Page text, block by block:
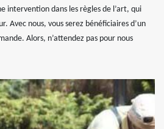
intervention dans les règles de l’art, qui
Avec nous, vous serez bénéficiaires d’un
Alors, n’attendez pas pour nous